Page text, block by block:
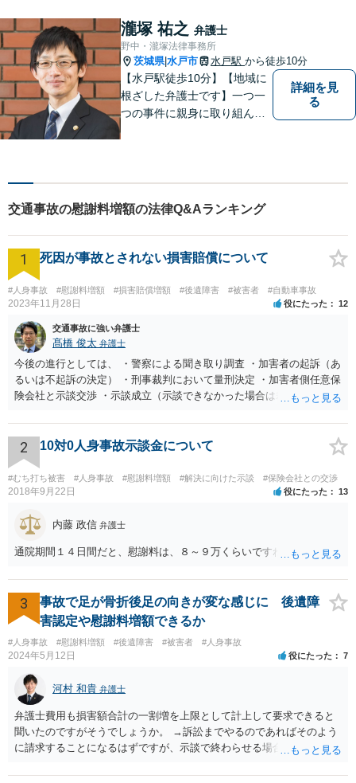
し、解決へと導いてまいりま
す。お気軽にご相談くださ
い。【メール24時間受付中】
瀧塚 祐之 弁護士
野中・瀧塚法律事務所
茨城県|水戸市 水戸駅 から徒歩10分
【水戸駅徒歩10分】【地域に
根ざした弁護士です】一つ一
つの事件に親身に取り組んで
把握した上で、正当な権利を
守るために丁寧な対応を致し
ます。
詳細を見
る
交通事故の慰謝料増額の法律Q&Aランキング
1 死因が事故とされない損害賠償について
#人身事故 #慰謝料増額 #損害賠償増額 #後遺障害 #被害者 #自動車事故
2023年11月28日 役にたった 12
交通事故に強い弁護士
髙橋 俊太 弁護士
今後の進行としては、 ・警察による聞き取り調査 ・加害者の起訴（あ
るいは不起訴の決定） ・刑事裁判において量刑決定 ・加害者側任意保
険会社と示談交渉 ・示談成立（示談できなかった場合は裁判） となり
加害者に対する処罰感情など尋ねられるはずですので、率直にお答え
になるとよいと思います。
2 10対0人身事故示談金について
#むち打ち被害 #人身事故 #慰謝料増額 #解決に向けた示談 #保険会社との交渉
2018年9月22日 役にたった 13
内藤 政信 弁護士
通院期間１４日間だと、慰謝料は、８～９万くらいですね。
3
事故で足が骨折後足の向きが変な感じに 後遺障
害認定や慰謝料増額できるか
#人身事故 #慰謝料増額 #後遺障害 #被害者 #人身事故
2024年5月12日 役にたった 7
河村 和貴 弁護士
弁護士費用も損害額合計の一割増を上限として計上して要求できると
聞いたのですがそうでしょうか。 →訴訟までやるのであればそのよう
に請求することになるはずですが、示談で終わらせる場合には、そこ
ならほとんど充足できるか多くが返ってくるイメージなので頼むのも